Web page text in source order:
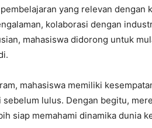
yang relevan dengan
kolaborasi dengan
mahasiswa didorong untuk
mahasiswa memiliki
lulus. Dengan begitu,
siap memahami dinamika dunia